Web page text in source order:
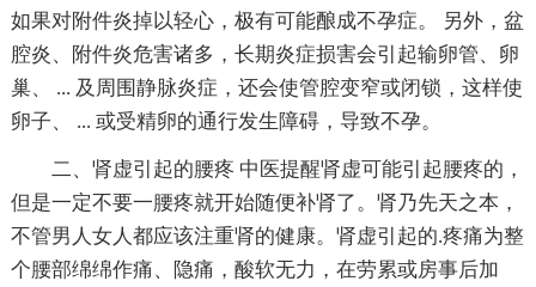
如果对附件炎掉以轻心，极有可能酿成不孕症。 另外，盆
腔炎、附件炎危害诸多，长期炎症损害会引起输卵管、卵
巢、 ... 及周围静脉炎症，还会使管腔变窄或闭锁，这样使
卵子、 ... 或受精卵的通行发生障碍，导致不孕。
二、肾虚引起的腰疼 中医提醒肾虚可能引起腰疼的，
但是一定不要一腰疼就开始随便补肾了。肾乃先天之本，
不管男人女人都应该注重肾的健康。肾虚引起的.疼痛为整
个腰部绵绵作痛、隐痛，酸软无力，在劳累或房事后加